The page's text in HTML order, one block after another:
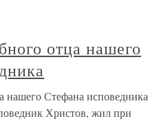
отца нашего
нашего Стефана исповедника
Христов, жил при